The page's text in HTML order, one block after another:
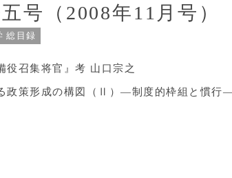
号（2008年11月号）
総目録
召集将官』考 山口宗之
政策形成の構図（Ⅱ）―制度的枠組と慣行